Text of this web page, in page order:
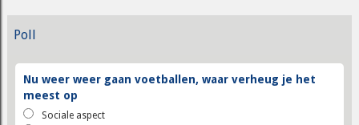
Poll
Nu weer weer gaan voetballen, waar verheug je het
meest op
Sociale aspect